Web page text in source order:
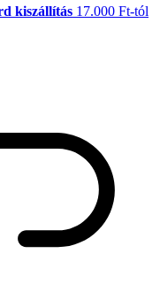
kiszállítás 17.000 Ft-tól